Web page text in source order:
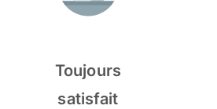
Toujours
satisfait